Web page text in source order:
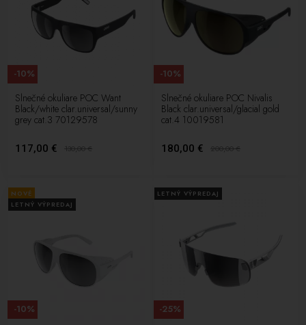
Slnečné okuliare POC Want
Black/white clar.universal/sunny
grey cat.3 70129578
117,00 € 130,00€
-10%
Slnečné okuliare POC Nivalis
Black clar.universal/glacial gold
cat.4 10019581
180,00 € 200,00€
-10%
NOVÉ
LETNÝ VÝPREDAJ
-10%
LETNÝ VÝPREDAJ
-25%